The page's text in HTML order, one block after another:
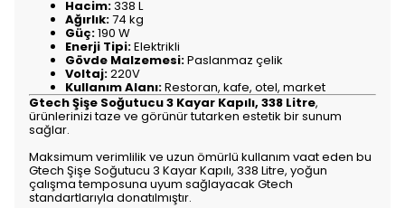
Hacim:338 L
Ağırlık:74 kg
Güç:190 W
Enerji Tipi:Elektrikli
Gövde Malzemesi:Paslanmaz çelik
Voltaj:220V
Kullanım Alanı:Restoran, kafe, otel, market
Gtech Şişe Soğutucu 3 Kayar Kapılı, 338 Litre,
ürünlerinizi taze ve görünür tutarken estetik bir sunum
sağlar.
Maksimum verimlilik ve uzun ömürlü kullanım vaat eden bu
Gtech Şişe Soğutucu 3 Kayar Kapılı, 338 Litre, yoğun
çalışma temposuna uyum sağlayacak Gtech
standartlarıyla donatılmıştır.